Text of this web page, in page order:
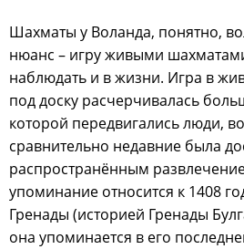
Шахматы у Воланда, понятно,
нюанс – игру живыми
наблюдать и в жизни. Игра в
под доску расчерчивалась
которой передвигались люди,
сравнительно недавние была
распространённым
упоминание относится к 1408
Гренады (историей Гренады
она упоминается в его